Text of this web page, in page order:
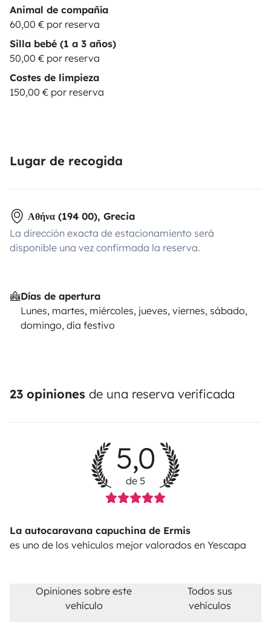
Animal de compañía
60,00 € por reserva
Silla bebé (1 a 3 años)
50,00 € por reserva
Costes de limpieza
150,00 € por reserva
Lugar de recogida
Αθήνα (194 00), Grecia
La dirección exacta de estacionamiento será
disponible una vez confirmada la reserva.
Días de apertura
Lunes, martes, miércoles, jueves, viernes, sábado,
domingo, día festivo
23 opiniones de una reserva verificada
5,0
de 5
La autocaravana capuchina de Ermis
es uno de los vehículos mejor valorados en Yescapa
Opiniones sobre este
vehículo
Todos sus
vehículos